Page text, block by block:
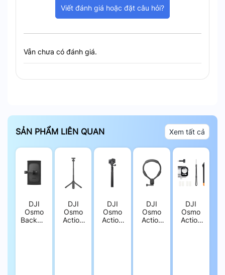
Power 1000 Có chế độ sạc nhanh 1200W chỉ mất 70 phút
để đầy pin 100%
Năng lượng mặt trời: Kết hợp với các tấm pin
1,35 đến 2,8 giờ.
Viết đánh giá hoặc đặt câu hỏi?
Vẫn chưa có đánh giá.
SẢN PHẨM LIÊN QUAN Xem tất cả
DJI
Osmo
Backpack
DJI
Osmo
Action
DJI
Osmo
Action
DJI
Osmo
Action
DJI
Osmo
Action